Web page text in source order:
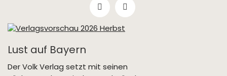
Lust auf Bayern
Der Volk Verlag setzt mit seinen